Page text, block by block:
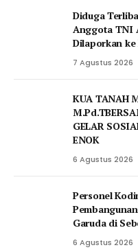
Diduga
Anggota TNI
Dilaporkan
7 Agustus 2026
KUA TANAH
GELAR
ENOK
6 Agustus 2026
Personel
Garuda di
6 Agustus 2026